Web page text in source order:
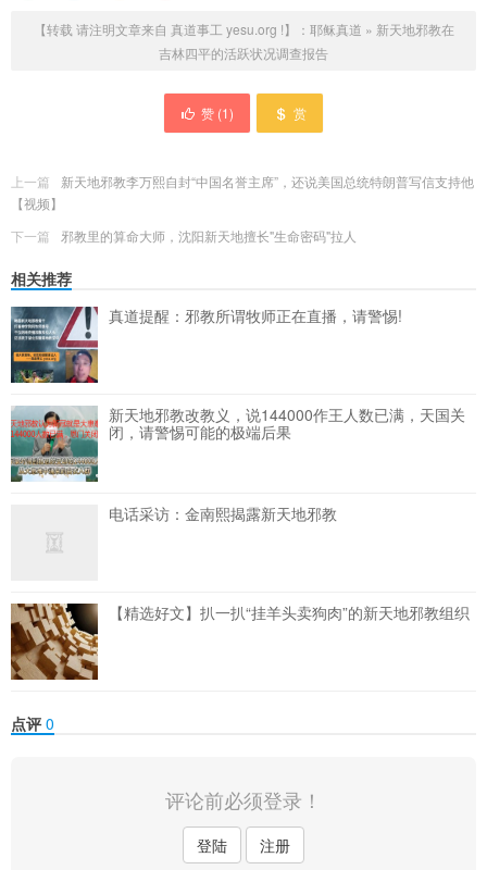
【转载 请注明文章来自 真道事工 yesu.org !】： 耶稣真道 » 新天地邪教在
吉林四平的活跃状况调查报告
赞 (1) 赏
上一篇
新天地邪教李万熙自封“中国名誉主席”，还说美国总统特朗普写信支持他
【视频】
下一篇
邪教里的算命大师，沈阳新天地擅长"生命密码"拉人
相关推荐
真道提醒：邪教所谓牧师正在直播，请警惕!
新天地邪教改教义，说144000作王人数已满，天国关
闭，请警惕可能的极端后果
电话采访：金南熙揭露新天地邪教
【精选好文】扒一扒“挂羊头卖狗肉”的新天地邪教组织
点评0
评论前必须登录！
登陆 注册